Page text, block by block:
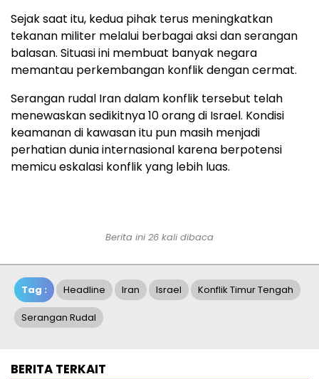
Sejak saat itu, kedua pihak terus meningkatkan
tekanan militer melalui berbagai aksi dan serangan
balasan. Situasi ini membuat banyak negara
memantau perkembangan konflik dengan cermat.
Serangan rudal Iran dalam konflik tersebut telah
menewaskan sedikitnya 10 orang di Israel. Kondisi
keamanan di kawasan itu pun masih menjadi
perhatian dunia internasional karena berpotensi
memicu eskalasi konflik yang lebih luas.
Berita ini 26 kali dibaca
Tag : Headline Iran Israel Konflik Timur Tengah
Serangan Rudal
BERITA TERKAIT